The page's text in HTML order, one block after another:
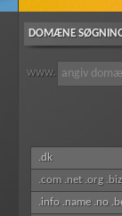
DOMÆNE
www.
.dk
.com .net .org
.info .name .no